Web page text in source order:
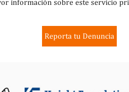
información sobre este servicio
Reporta tu Denuncia